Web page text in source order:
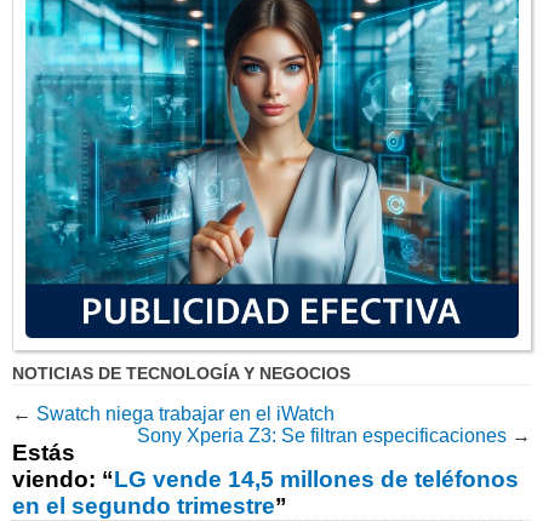
NOTICIAS DE TECNOLOGÍA Y NEGOCIOS
← Swatch niega trabajar en el iWatch
Sony Xperia Z3: Se filtran especificaciones →
Estás
viendo: “LG vende 14,5 millones de teléfonos
en el segundo trimestre”